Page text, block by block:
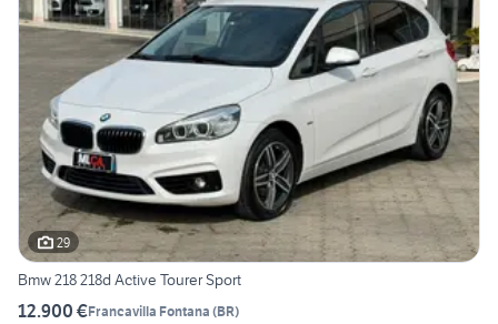
29
Bmw 218 218d Active Tourer Sport
12.900 €Francavilla Fontana (BR)